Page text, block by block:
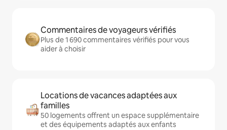
Commentaires de voyageurs vérifiés
Plus de 1 690 commentaires vérifiés pour vous
aider à choisir
Locations de vacances adaptées aux
familles
50 logements offrent un espace supplémentaire
et des équipements adaptés aux enfants